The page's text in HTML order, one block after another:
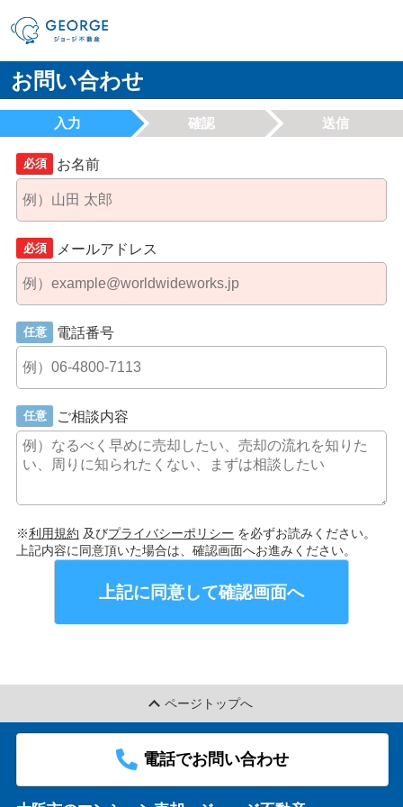
お問い合わせ
入力 確認 送信
必須 お名前
必須 メールアドレス
任意 電話番号
任意 ご相談内容
※利用規約 及びプライバシーポリシー を必ずお読みください。
上記内容に同意頂いた場合は、確認画面へお進みください。
上記に同意して確認画面へ
ページトップへ
電話でお問い合わせ